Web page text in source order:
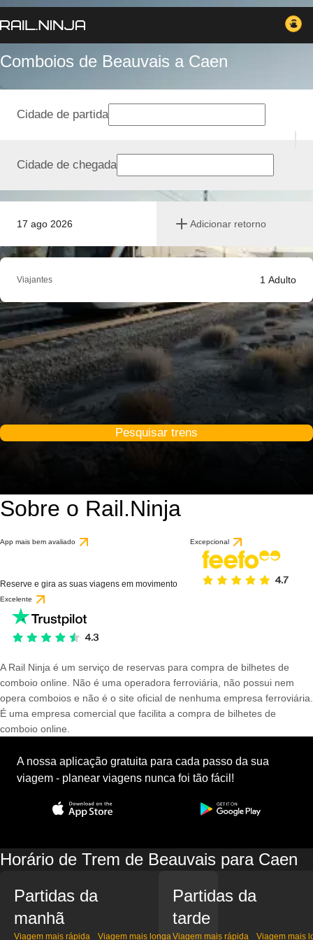
Comboios de Beauvais a Caen
17 ago 2026 Adicionar retorno
Cidade de partida
Cidade de chegada
Viajantes 1 Adulto
Pesquisar trens
Sobre o Rail.Ninja
App mais bem avaliado
Reserve e gira as suas viagens em movimento
Excepcional
Excelente
A Rail Ninja é um serviço de reservas para compra de bilhetes de
comboio online. Não é uma operadora ferroviária, não possui nem
opera comboios e não é o site oficial de nenhuma empresa ferroviária.
É uma empresa comercial que facilita a compra de bilhetes de
comboio online.
A nossa aplicação gratuita para cada passo da sua
viagem - planear viagens nunca foi tão fácil!
Horário de Trem de Beauvais para Caen
Partidas da
manhã
Viagem mais rápida Viagem mais longa
Partidas da
tarde
Viagem mais rápida Viagem mais